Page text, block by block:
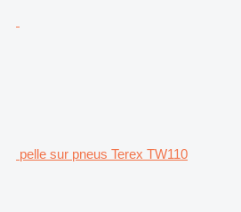
pelle sur pneus Terex TW110